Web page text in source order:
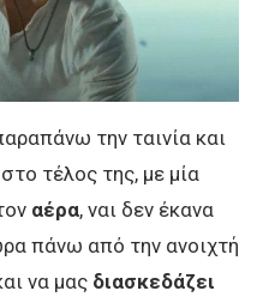
την ταινία και
τέλος της, με μία
αέρα, ναι δεν έκανα
πάνω από την ανοιχτή
να μας διασκεδάζει